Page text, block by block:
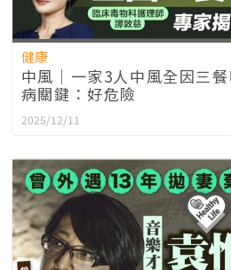
健康
中風｜一家3人中風全因三
病關鍵：好危險
2025/12/11